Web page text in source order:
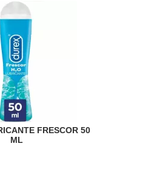
FRESCOR 50
ML